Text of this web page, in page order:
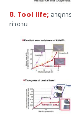
8. Tool life;อายุก
ทำงาน